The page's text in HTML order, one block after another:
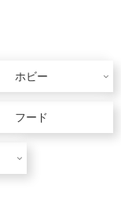
ホビー
フード